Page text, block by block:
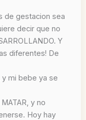
de gestacion sea
decir que no
Y
diferentes! De
y mi bebe ya se
y no
Hoy hay